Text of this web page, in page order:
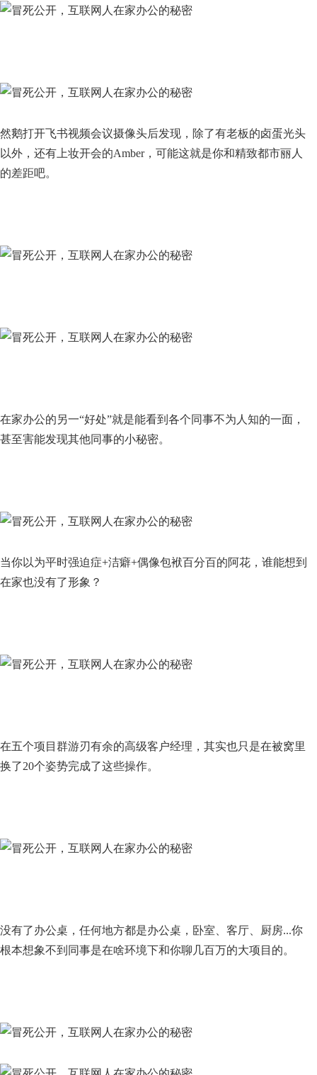
然鹅打开飞书视频会议摄像头后发现，除了有老板的卤蛋光头
以外，还有上妆开会的Amber，可能这就是你和精致都市丽人
的差距吧。
在家办公的另一“好处”就是能看到各个同事不为人知的一面，
甚至害能发现其他同事的小秘密。
当你以为平时强迫症+洁癖+偶像包袱百分百的阿花，谁能想到
在家也没有了形象？
在五个项目群游刃有余的高级客户经理，其实也只是在被窝里
换了20个姿势完成了这些操作。
没有了办公桌，任何地方都是办公桌，卧室、客厅、厨房...你
根本想象不到同事是在啥环境下和你聊几百万的大项目的。